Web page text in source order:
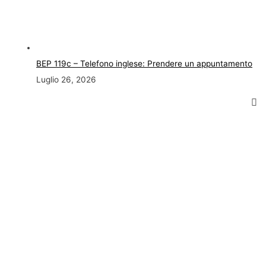
BEP 119c – Telefono inglese: Prendere un appuntamento
Luglio 26, 2026